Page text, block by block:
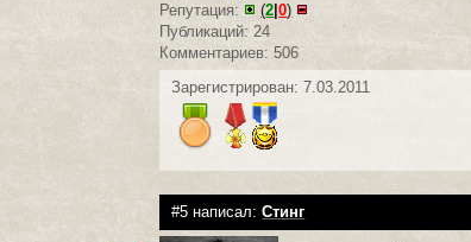
Репутация:
(2 |0)
Публикаций: 24
Комментариев: 506
Зарегистрирован: 7.03.2011
#5 написал:Стинг